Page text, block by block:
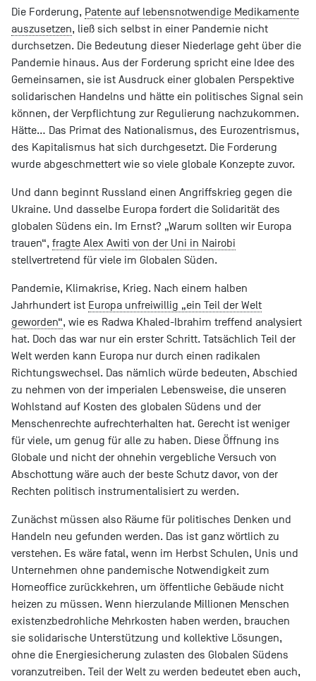
Die Forderung, Patente auf lebensnotwendige Medikamente
auszusetzen, ließ sich selbst in einer Pandemie nicht
durchsetzen. Die Bedeutung dieser Niederlage geht über die
Pandemie hinaus. Aus der Forderung spricht eine Idee des
Gemeinsamen, sie ist Ausdruck einer globalen Perspektive
solidarischen Handelns und hätte ein politisches Signal sein
können, der Verpflichtung zur Regulierung nachzukommen.
Hätte… Das Primat des Nationalismus, des Eurozentrismus,
des Kapitalismus hat sich durchgesetzt. Die Forderung
wurde abgeschmettert wie so viele globale Konzepte zuvor.
Und dann beginnt Russland einen Angriffskrieg gegen die
Ukraine. Und dasselbe Europa fordert die Solidarität des
globalen Südens ein. Im Ernst? „Warum sollten wir Europa
trauen“, fragte Alex Awiti von der Uni in Nairobi
stellvertretend für viele im Globalen Süden.
Pandemie, Klimakrise, Krieg. Nach einem halben
Jahrhundert ist Europa unfreiwillig „ein Teil der Welt
geworden“, wie es Radwa Khaled-Ibrahim treffend analysiert
hat. Doch das war nur ein erster Schritt. Tatsächlich Teil der
Welt werden kann Europa nur durch einen radikalen
Richtungswechsel. Das nämlich würde bedeuten, Abschied
zu nehmen von der imperialen Lebensweise, die unseren
Wohlstand auf Kosten des globalen Südens und der
Menschenrechte aufrechterhalten hat. Gerecht ist weniger
für viele, um genug für alle zu haben. Diese Öffnung ins
Globale und nicht der ohnehin vergebliche Versuch von
Abschottung wäre auch der beste Schutz davor, von der
Rechten politisch instrumentalisiert zu werden.
Zunächst müssen also Räume für politisches Denken und
Handeln neu gefunden werden. Das ist ganz wörtlich zu
verstehen. Es wäre fatal, wenn im Herbst Schulen, Unis und
Unternehmen ohne pandemische Notwendigkeit zum
Homeoffice zurückkehren, um öffentliche Gebäude nicht
heizen zu müssen. Wenn hierzulande Millionen Menschen
existenzbedrohliche Mehrkosten haben werden, brauchen
sie solidarische Unterstützung und kollektive Lösungen,
ohne die Energiesicherung zulasten des Globalen Südens
voranzutreiben. Teil der Welt zu werden bedeutet eben auch,